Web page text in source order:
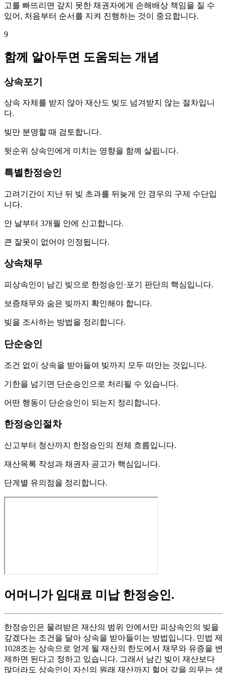
고를 빠뜨리면 갚지 못한 채권자에게 손해배상 책임을 질 수
있어, 처음부터 순서를 지켜 진행하는 것이 중요합니다.
9
함께 알아두면 도움되는 개념
상속포기
상속 자체를 받지 않아 재산도 빚도 넘겨받지 않는 절차입니
다.
빚만 분명할 때 검토합니다.
뒷순위 상속인에게 미치는 영향을 함께 살핍니다.
특별한정승인
고려기간이 지난 뒤 빚 초과를 뒤늦게 안 경우의 구제 수단입
니다.
안 날부터 3개월 안에 신고합니다.
큰 잘못이 없어야 인정됩니다.
상속채무
피상속인이 남긴 빚으로 한정승인·포기 판단의 핵심입니다.
보증채무와 숨은 빚까지 확인해야 합니다.
빚을 조사하는 방법을 정리합니다.
단순승인
조건 없이 상속을 받아들여 빚까지 모두 떠안는 것입니다.
기한을 넘기면 단순승인으로 처리될 수 있습니다.
어떤 행동이 단순승인이 되는지 정리합니다.
한정승인절차
신고부터 청산까지 한정승인의 전체 흐름입니다.
재산목록 작성과 채권자 공고가 핵심입니다.
단계별 유의점을 정리합니다.
어머니가 임대료 미납 한정승인.
한정승인은 물려받은 재산의 범위 안에서만 피상속인의 빚을
갚겠다는 조건을 달아 상속을 받아들이는 방법입니다. 민법 제
1028조는 상속으로 얻게 될 재산의 한도에서 채무와 유증을 변
제하면 된다고 정하고 있습니다. 그래서 남긴 빚이 재산보다
많더라도 상속인이 자신의 원래 재산까지 헐어 갚을 의무는 생